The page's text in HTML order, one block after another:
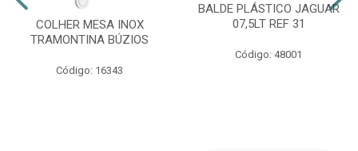
COLHER MESA INOX
TRAMONTINA BÚZIOS
Código: 16343
BALDE PLÁSTICO JAGUAR
07,5LT REF 31
Código: 48001